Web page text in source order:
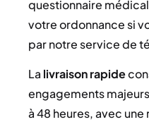
questionnaire
votre ordonnance si
par notre service de
La livraison rapide
engagements
à 48 heures, avec